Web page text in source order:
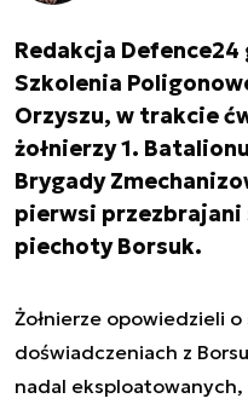
Redakcja Defence24
Szkolenia
Orzyszu, w trakcie
żołnierzy 1.
Brygady
pierwsi przezbrajani
piechoty Borsuk.
Żołnierze opowiedzieli
doświadczeniach z
nadal eksploatowanych,